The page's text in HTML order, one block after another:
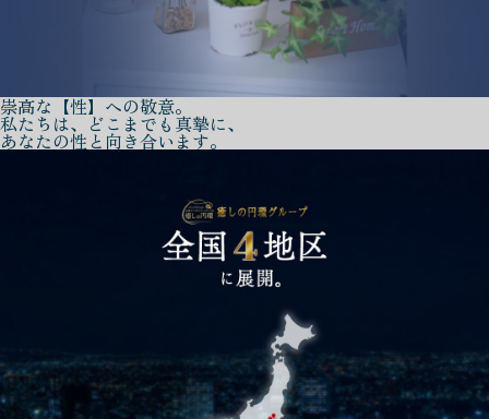
崇高な【性】への敬意。
私たちは、どこまでも真摯に、
あなたの性と向き合います。